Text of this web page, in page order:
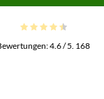
4.6/ 5. 168